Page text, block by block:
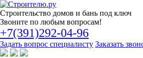
Строительство домов и бань под ключ
Звоните по любым вопросам!
+7(391)292-04-96
Задать вопрос специалисту Заказать